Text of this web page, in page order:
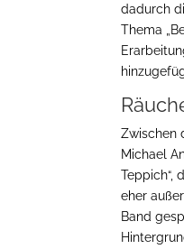
dadurch
Thema
Zwischen
Michael
Teppich“,
eher
Band